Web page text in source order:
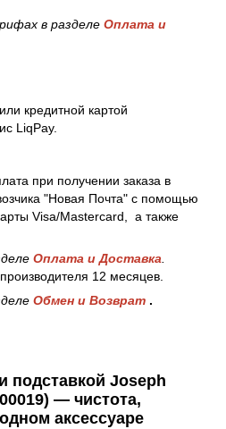
в разделе Оплата и
кредитной картой
LiqPay.
при получении заказа в
"Новая Почта" с помощью
Visa/Mastercard, а также
Оплата и Доставка
12 месяцев.
Обмен и Возврат .
подставкой Joseph
— чистота,
аксессуаре